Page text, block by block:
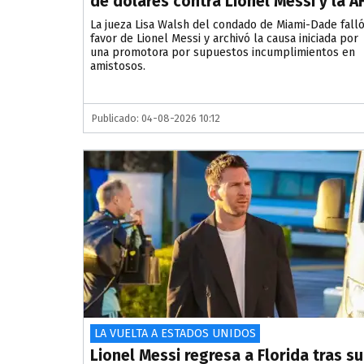
La jueza Lisa Walsh del condado de Miami-Dade
favor de Lionel Messi y archivó la causa iniciada por
una promotora por supuestos incumplimientos en
amistosos.
Publicado: 04-08-2026 10:12
LA VUELTA A ESTADOS UNIDOS
Lionel Messi regresa a Florida tras su